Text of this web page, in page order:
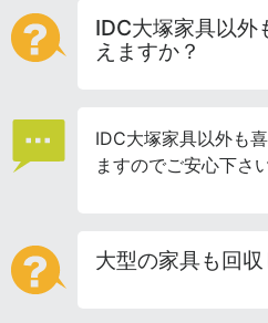
IDC大塚家具以外
えますか？
IDC大塚家具以外も
ますのでご安心下さい
大型の家具も回